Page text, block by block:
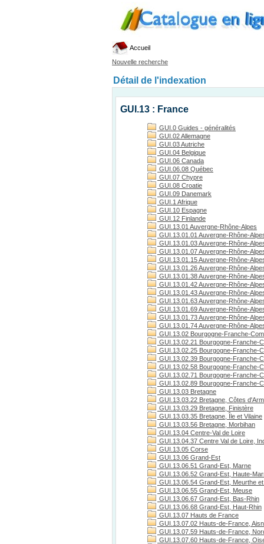
Accueil
Nouvelle recherche
Détail de l'indexation
GUI.13 : France
GUI.0 Guides - généralités
GUI.02 Allemagne
GUI.03 Autriche
GUI.04 Belgique
GUI.06 Canada
GUI.06.08 Québec
GUI.07 Chypre
GUI.08 Croatie
GUI.09 Danemark
GUI.1 Afrique
GUI.10 Espagne
GUI.12 Finlande
GUI.13.01 Auvergne-Rhône-Alpes
GUI.13.01.01 Auvergne-Rhône-
GUI.13.01.03 Auvergne-Rhône-
GUI.13.01.07 Auvergne-Rhône-
GUI.13.01.15 Auvergne-Rhône-
GUI.13.01.26 Auvergne-Rhône-
GUI.13.01.38 Auvergne-Rhône-
GUI.13.01.42 Auvergne-Rhône-
GUI.13.01.43 Auvergne-Rhône-
GUI.13.01.63 Auvergne-Rhône-
GUI.13.01.69 Auvergne-Rhône-
GUI.13.01.73 Auvergne-Rhône-
GUI.13.01.74 Auvergne-Rhône-
GUI.13.02 Bourgogne-Franche-
GUI.13.02.21 Bourgogne-Franche-
GUI.13.02.25 Bourgogne-Franche-
GUI.13.02.39 Bourgogne-Franche-
GUI.13.02.58 Bourgogne-Franche-
GUI.13.02.71 Bourgogne-Franche-
GUI.13.02.89 Bourgogne-Franche-
GUI.13.03 Bretagne
GUI.13.03.22 Bretagne, Côtes
GUI.13.03.29 Bretagne, Finistère
GUI.13.03.35 Bretagne, Île et Vilaine
GUI.13.03.56 Bretagne, Morbihan
GUI.13.04 Centre-Val de Loire
GUI.13.04.37 Centre Val de Loire,
GUI.13.05 Corse
GUI.13.06 Grand-Est
GUI.13.06.51 Grand-Est, Marne
GUI.13.06.52 Grand-Est, Haute-
GUI.13.06.54 Grand-Est, Meurthe
GUI.13.06.55 Grand-Est, Meuse
GUI.13.06.67 Grand-Est, Bas-Rhin
GUI.13.06.68 Grand-Est, Haut-Rhin
GUI.13.07 Hauts de France
GUI.13.07.02 Hauts-de-France,
GUI.13.07.59 Hauts-de-France,
GUI.13.07.60 Hauts-de-France,